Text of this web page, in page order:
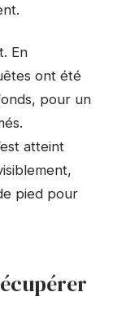
En
ont été
pour un
atteint
pied pour